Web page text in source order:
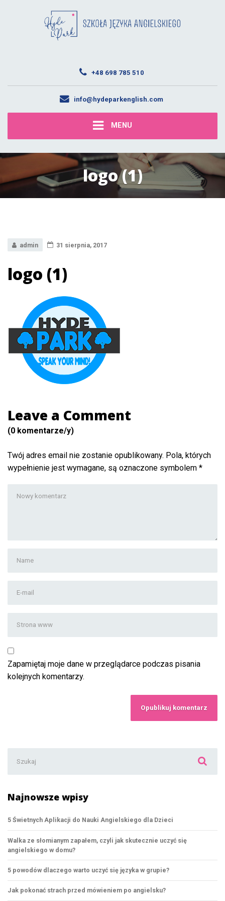
+48 698 785 510
info@hydeparkenglish.com
MENU
logo (1)
admin 31 sierpnia, 2017
logo (1)
Leave a Comment
(0 komentarze/y)
Twój adres email nie zostanie opublikowany. Pola, których
wypełnienie jest wymagane, są oznaczone symbolem *
komentarz
nazwisko*
Zapamiętaj moje dane w przeglądarce podczas pisania
kolejnych komentarzy.
Najnowsze wpisy
5 Świetnych Aplikacji do Nauki Angielskiego dla Dzieci
Walka ze słomianym zapałem, czyli jak skutecznie uczyć się
angielskiego w domu?
5 powodów dlaczego warto uczyć się języka w grupie?
Jak pokonać strach przed mówieniem po angielsku?